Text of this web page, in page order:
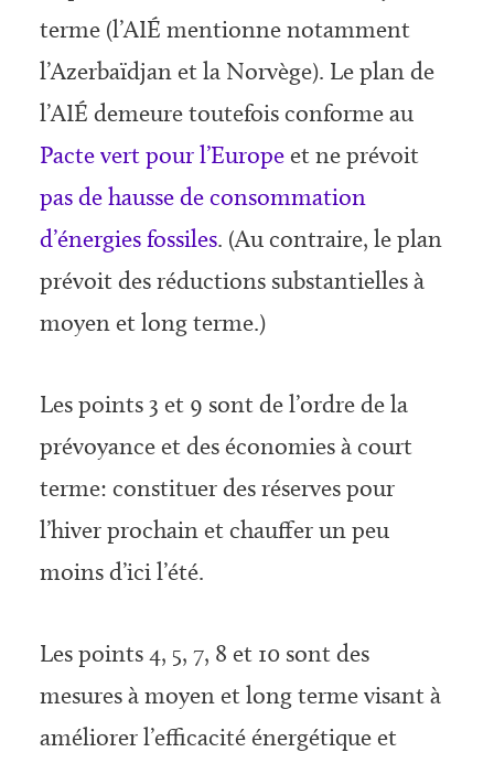
terme (l’AIÉ mentionne notamment
l’Azerbaïdjan et la Norvège). Le plan de
l’AIÉ demeure toutefois conforme au
Pacte vert pour l’Europeet ne prévoit
pas de hausse de consommation
d’énergies fossiles. (Au contraire, le plan
prévoit des réductions substantielles à
moyen et long terme.)
Les points 3 et 9 sont de l’ordre de la
prévoyance et des économies à court
terme: constituer des réserves pour
l’hiver prochain et chauffer un peu
moins d’ici l’été.
Les points 4, 5, 7, 8 et 10 sont des
mesures à moyen et long terme visant à
améliorer l’efficacité énergétique et